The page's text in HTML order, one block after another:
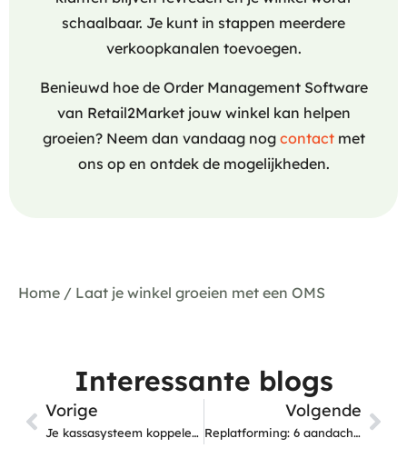
schaalbaar. Je kunt in stappen meerdere
verkoopkanalen toevoegen.
Benieuwd hoe de Order Management Software
van Retail2Market jouw winkel kan helpen
groeien? Neem dan vandaag nog contactmet
ons op en ontdek de mogelijkheden.
Home / Laat je winkel groeien met een OMS
Interessante blogs
Vorige
Je kassasysteem koppelen aan je webshop? 7 redenen waarom
Volgende
Replatforming: 6 aandachtspunten bij het overstappen van e-commerce platform